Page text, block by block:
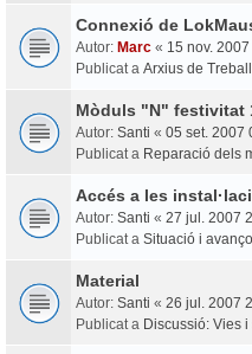
Connexió de
Autor: Marc « 15 nov.
Publicat a Arxius de Treball
Mòduls "N" festivitat
Autor: Santi « 05 set. 2007
Publicat a Reparació dels
Accés a les
Autor: Santi « 27 jul. 2007
Publicat a Situació i
Material
Autor: Santi « 26 jul. 2007
Publicat a Discussió: Vies